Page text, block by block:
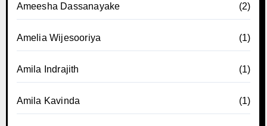
Ameesha Dassanayake (2)
Amelia Wijesooriya (1)
Amila Indrajith (1)
Amila Kavinda (1)